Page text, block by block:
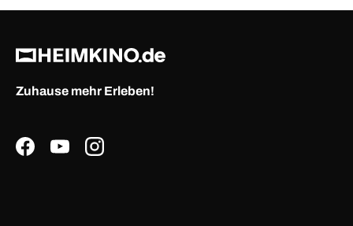
Zuhause mehr Erleben!
FacebookYouTubeInstagram